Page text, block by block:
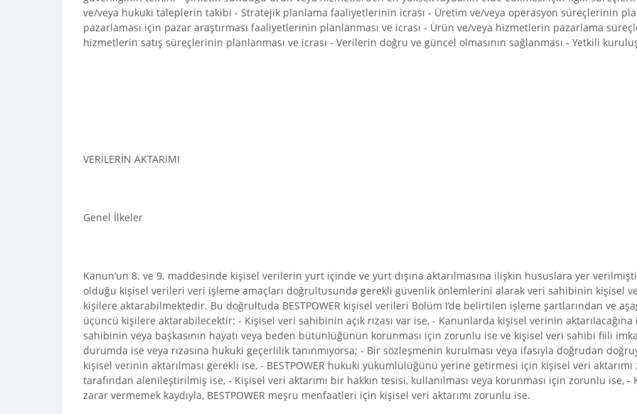
ve/veya hukuki taleplerin takibi - Stratejik planlama faaliyetlerinin icrası - Üretim ve/veya operasyon süreçlerinin
pazarlaması için pazar araştırması faaliyetlerinin planlanması ve icrası - Ürün ve/veya hizmetlerin pazarlama
hizmetlerin satış süreçlerinin planlanması ve icrası - Verilerin doğru ve güncel olmasının sağlanması - Yetkili
VERİLERİN AKTARIMI
Genel İlkeler
Kanun’un 8. ve 9. maddesinde kişisel verilerin yurt içinde ve yurt dışına aktarılmasına ilişkin hususlara yer
olduğu kişisel verileri veri işleme amaçları doğrultusunda gerekli güvenlik önlemlerini alarak veri sahibinin kişisel
kişilere aktarabilmektedir. Bu doğrultuda BESTPOWER kişisel verileri Bölüm I’de belirtilen işleme şartlarından ve
üçüncü kişilere aktarabilecektir: - Kişisel veri sahibinin açık rızası var ise, - Kanunlarda kişisel verinin
sahibinin veya başkasının hayatı veya beden bütünlüğünün korunması için zorunlu ise ve kişisel veri sahibi fiili
durumda ise veya rızasına hukuki geçerlilik tanınmıyorsa; - Bir sözleşmenin kurulması veya ifasıyla doğrudan
kişisel verinin aktarılması gerekli ise, - BESTPOWER hukuki yükümlülüğünü yerine getirmesi için kişisel veri
tarafından alenileştirilmiş ise, - Kişisel veri aktarımı bir hakkın tesisi, kullanılması veya korunması için zorunlu
zarar vermemek kaydıyla, BESTPOWER meşru menfaatleri için kişisel veri aktarımı zorunlu ise.